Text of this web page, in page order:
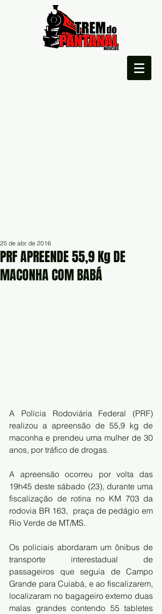
PRF APREENDE 55,9 Kg DE
MACONHA COM BABÁ
25 de abr. de 2016
A Polícia Rodoviária Federal (PRF)
realizou a apreensão de 55,9 kg de
maconha e prendeu uma mulher de 30
anos, por tráfico de drogas.
A apreensão ocorreu por volta das
19h45 deste sábado (23), durante uma
fiscalização de rotina no KM 703 da
rodovia BR 163,  praça de pedágio em
Rio Verde de MT/MS.
Os policiais abordaram um ônibus de
transporte interestadual de
passageiros que seguia de Campo
Grande para Cuiabá, e ao fiscalizarem,
localizaram no bagageiro externo duas
malas grandes contendo 55 tabletes